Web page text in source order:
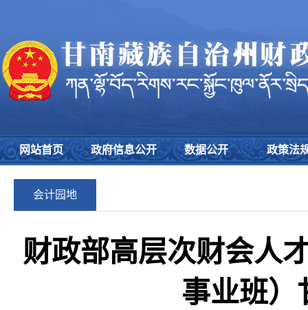
网站首页 政府信息公开 数据公开 政策法
会计园地
财政部高层次财会人
事业班）